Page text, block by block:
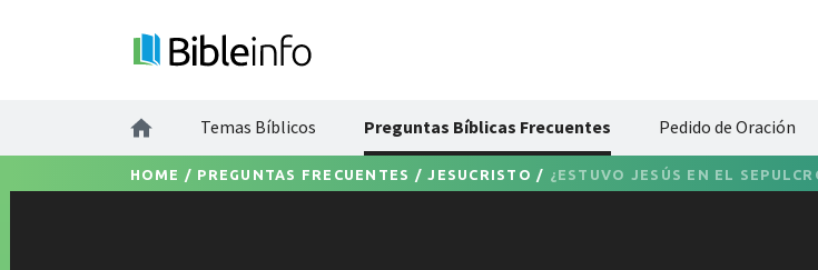
Temas Bíblicos Preguntas Bíblicas Frecuentes Pedido de Oración
HOME / PREGUNTAS FRECUENTES / JESUCRISTO / ¿ESTUVO JESÚS EN EL